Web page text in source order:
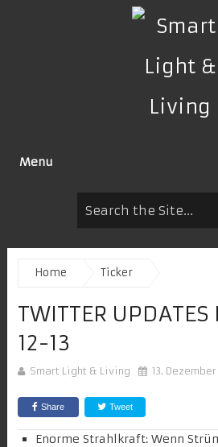
Menu
Home Ticker
TWITTER UPDATES
12-13
Smart Light & Living 13. Dezember
Share Tweet
Enorme Strahlkraft: Wenn